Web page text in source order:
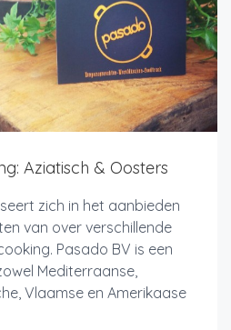
Aziatisch & Oosters
zich in het aanbieden
van over verschillende
Pasado BV is een
Mediterraanse,
Vlaamse en Amerikaase